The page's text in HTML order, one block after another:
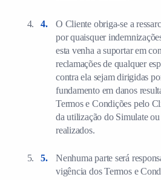
O Cliente obriga-se a
por quaisquer
esta venha a suportar em
reclamações de qualquer
contra ela sejam dirigidas
fundamento em danos
Termos e Condições pelo
da utilização do Simulate
realizados.
Nenhuma parte será
vigência dos Termos e